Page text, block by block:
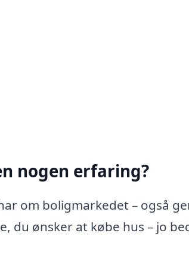
nogen erfaring?
om boligmarkedet – også
du ønsker at købe hus – jo